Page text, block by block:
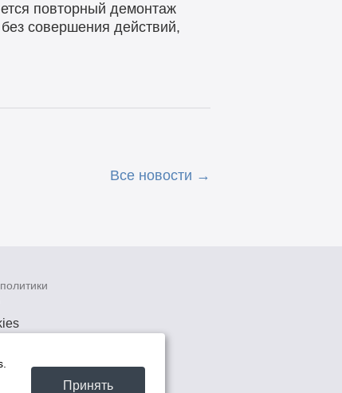
повторный демонтаж
совершения действий,
Все новости
Принять